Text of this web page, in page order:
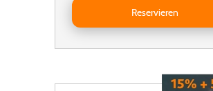
Reservieren